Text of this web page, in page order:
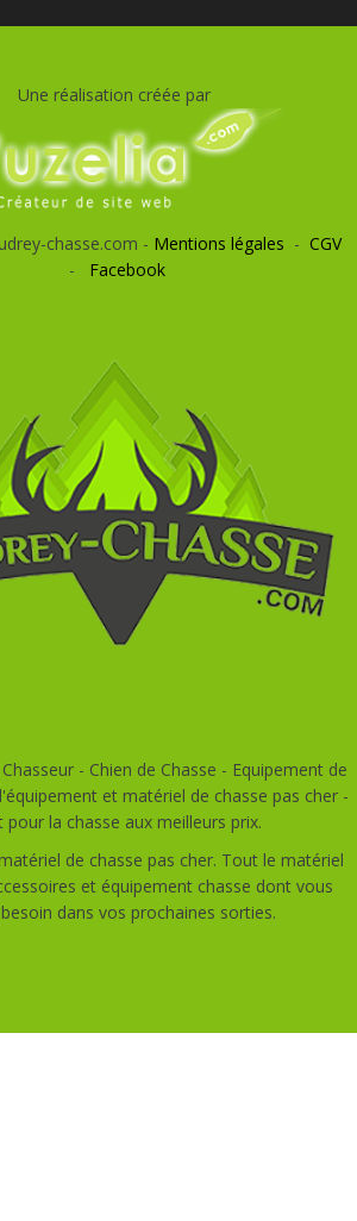
Une réalisation créée par
chasse.com - Mentions légales - CGV
- Facebook
- Chien de Chasse - Equipement de
et matériel de chasse pas cher -
pour la chasse aux meilleurs prix.
de chasse pas cher. Tout le matériel
et équipement chasse dont vous
dans vos prochaines sorties.